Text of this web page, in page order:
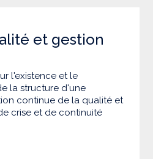
et gestion
l'existence et le
la structure d'une
continue de la qualité et
crise et de continuité